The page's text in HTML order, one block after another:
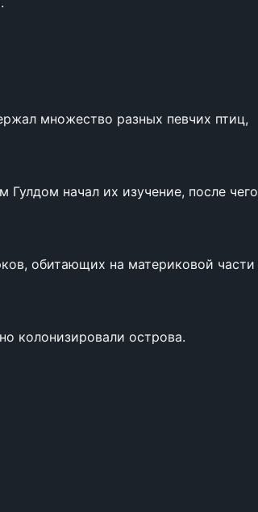
множество разных певчих птиц,
начал их изучение, после чего
обитающих на материковой части
колонизировали острова.